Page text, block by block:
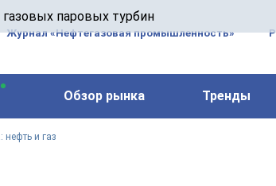
паровых турбин
газовых и паровых турбин,
машин и компрессоров, которые
Журнал «Нефтегазовая промышленность»
Обзор рынка Тренды
нефть и газ